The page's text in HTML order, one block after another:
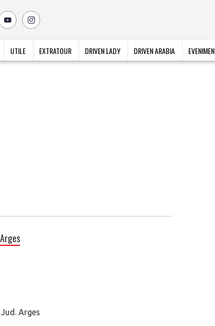
UTILE EXTRATOUR DRIVEN LADY DRIVEN ARABIA
Arges